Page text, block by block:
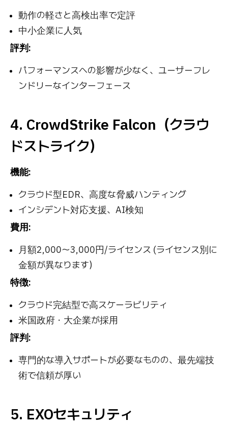
動作の軽さと高検出率で定評
中小企業に人気
評判:
パフォーマンスへの影響が少なく、ユーザーフレ
ンドリーなインターフェース
4. CrowdStrike Falcon（クラウ
ドストライク）
機能:
クラウド型EDR、高度な脅威ハンティング
インシデント対応支援、AI検知
費用:
月額2,000〜3,000円/ライセンス (ライセンス別に
金額が異なります）
特徴:
クラウド完結型で高スケーラビリティ
米国政府・大企業が採用
評判:
専門的な導入サポートが必要なものの、最先端技
術で信頼が厚い
5. EXOセキュリティ